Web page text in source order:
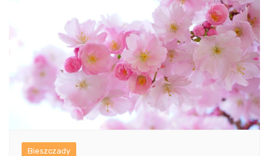
Bieszczady